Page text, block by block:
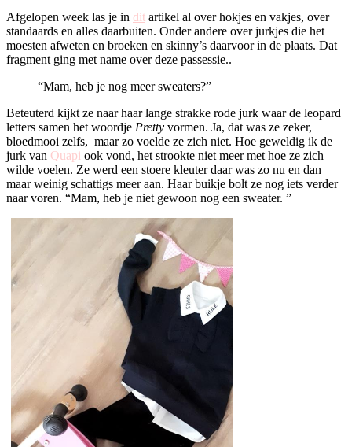
Afgelopen week las je in dit artikel al over hokjes en vakjes, over
standaards en alles daarbuiten. Onder andere over jurkjes die het
moesten afweten en broeken en skinny’s daarvoor in de plaats. Dat
fragment ging met name over deze passessie..
“Mam, heb je nog meer sweaters?”
Beteuterd kijkt ze naar haar lange strakke rode jurk waar de leopard
letters samen het woordje Pretty vormen. Ja, dat was ze zeker,
bloedmooi zelfs, maar zo voelde ze zich niet. Hoe geweldig ik de
jurk van Quapi ook vond, het strookte niet meer met hoe ze zich
wilde voelen. Ze werd een stoere kleuter daar was zo nu en dan
maar weinig schattigs meer aan. Haar buikje bolt ze nog iets verder
naar voren. “Mam, heb je niet gewoon nog een sweater. ”